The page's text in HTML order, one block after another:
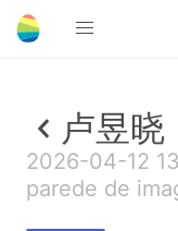
卢昱晓
2026-04-12
parede de